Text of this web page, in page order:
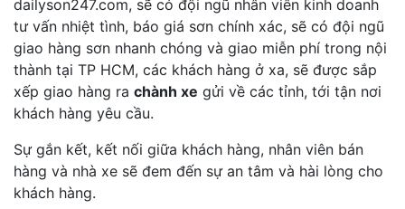
dailyson247.com, sẽ có đội ngũ nhân viên kinh doanh
tư vấn nhiệt tình, báo giá sơn chính xác, sẽ có đội ngũ
giao hàng sơn nhanh chóng và giao miễn phí trong nội
thành tại TP HCM, các khách hàng ở xa, sẽ được sắp
xếp giao hàng ra chành xe gửi về các tỉnh, tới tận nơi
khách hàng yêu cầu.
Sự gắn kết, kết nối giữa khách hàng, nhân viên bán
hàng và nhà xe sẽ đem đến sự an tâm và hài lòng cho
khách hàng.